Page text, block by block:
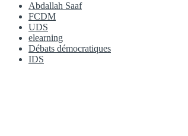
Abdallah Saaf
FCDM
UDS
elearning
Débats démocratiques
IDS